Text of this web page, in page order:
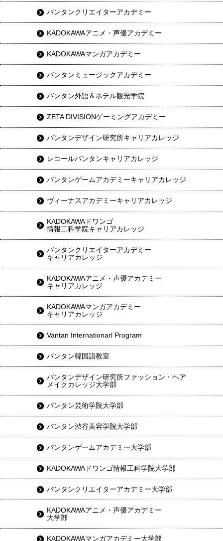
バンタンクリエイターアカデミー
KADOKAWAアニメ・声優アカデミー
KADOKAWAマンガアカデミー
バンタンミュージックアカデミー
バンタン外語＆ホテル観光学院
ZETA DIVISIONゲーミングアカデミー
バンタンデザイン研究所キャリアカレッジ
レコールバンタンキャリアカレッジ
バンタンゲームアカデミーキャリアカレッジ
ヴィーナスアカデミーキャリアカレッジ
KADOKAWAドワンゴ
情報工科学院キャリアカレッジ
バンタンクリエイターアカデミー
キャリアカレッジ
KADOKAWAアニメ・声優アカデミー
キャリアカレッジ
KADOKAWAマンガアカデミー
キャリアカレッジ
Vantan Internationarl Program
バンタン韓国語教室
バンタンデザイン研究所ファッション・ヘア
メイクカレッジ大学部
バンタン芸術学院大学部
バンタン渋谷美容学院大学部
バンタンゲームアカデミー大学部
KADOKAWAドワンゴ情報工科学院大学部
バンタンクリエイターアカデミー大学部
KADOKAWAアニメ・声優アカデミー
大学部
KADOKAWAマンガアカデミー大学部